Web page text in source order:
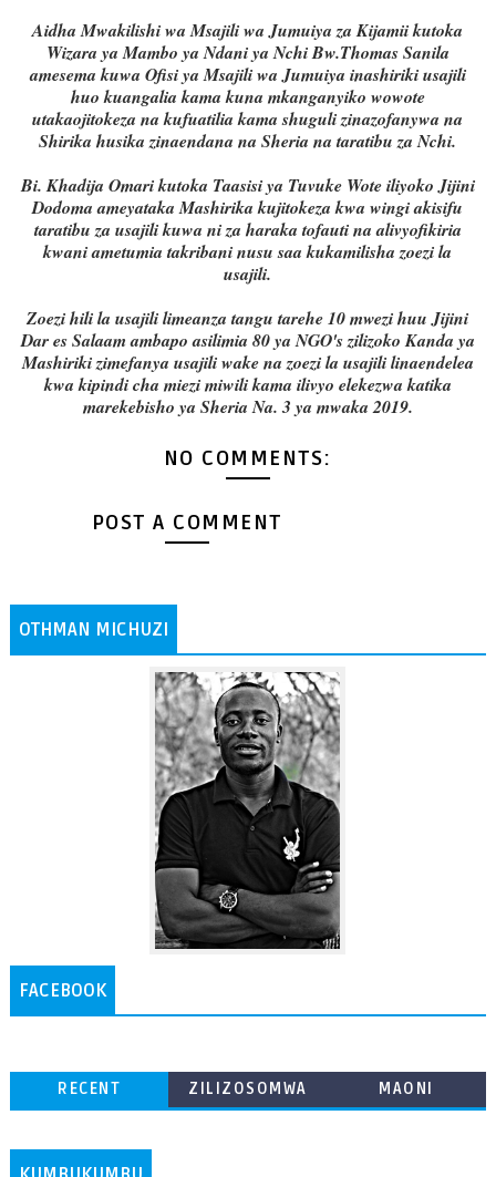
Aidha Mwakilishi wa Msajili wa Jumuiya za Kijamii kutoka
Wizara ya Mambo ya Ndani ya Nchi Bw.Thomas Sanila
amesema kuwa Ofisi ya Msajili wa Jumuiya inashiriki usajili
huo kuangalia kama kuna mkanganyiko wowote
utakaojitokeza na kufuatilia kama shuguli zinazofanywa na
Shirika husika zinaendana na Sheria na taratibu za Nchi.
Bi. Khadija Omari kutoka Taasisi ya Tuvuke Wote iliyoko Jijini
Dodoma ameyataka Mashirika kujitokeza kwa wingi akisifu
taratibu za usajili kuwa ni za haraka tofauti na alivyofikiria
kwani ametumia takribani nusu saa kukamilisha zoezi la
usajili.
Zoezi hili la usajili limeanza tangu tarehe 10 mwezi huu Jijini
Dar es Salaam ambapo asilimia 80 ya NGO's zilizoko Kanda ya
Mashiriki zimefanya usajili wake na zoezi la usajili linaendelea
kwa kipindi cha miezi miwili kama ilivyo elekezwa katika
marekebisho ya Sheria Na. 3 ya mwaka 2019.
NO COMMENTS:
POST A COMMENT
OTHMAN MICHUZI
FACEBOOK
RECENT
ZILIZOSOMWA
MAONI